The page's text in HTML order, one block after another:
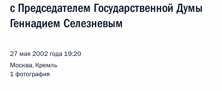
с Председателем Государственной Думы
Геннадием Селезневым
27 мая 2002 года 19:20
Москва, Кремль
1 фотография